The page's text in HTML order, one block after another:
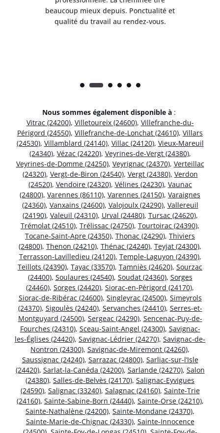
beaucoup mieux depuis. Ponctualité et
qualité du travail au rendez-vous.
Nous sommes également disponible à :
Vitrac (24200), Villetoureix (24600), Villefranche-du-
Périgord (24550), Villefranche-de-Lonchat (24610), Villars
(24530), Villamblard (24140), Villac (24120), Vieux-Mareuil
(24340), Vézac (24220), Veyrines-de-Vergt (24380),
Veyrines-de-Domme (24250), Veyrignac (24370), Verteillac
(24320), Vergt-de-Biron (24540), Vergt (24380), Verdon
(24520), Vendoire (24320), Vélines (24230), Vaunac
(24800), Varennes (86110), Varennes (24150), Varaignes
(24360), Vanxains (24600), Valojoulx (24290), Vallereuil
(24190), Valeuil (24310), Urval (24480), Tursac (24620),
Trémolat (24510), Trélissac (24750), Tourtoirac (24390),
Tocane-Saint-Apre (24350), Thonac (24290), Thiviers
(24800), Thenon (24210), Thénac (24240), Teyjat (24300),
Terrasson-Lavilledieu (24120), Temple-Laguyon (24390),
Teillots (24390), Tayac (33570), Tamniès (24620), Sourzac
(24400), Soulaures (24540), Soudat (24360), Sorges
(24460), Sorges (24420), Siorac-en-Périgord (24170),
Siorac-de-Ribérac (24600), Singleyrac (24500), Simeyrols
(24370), Sigoulès (24240), Servanches (24410), Serres-et-
Montguyard (24500), Sergeac (24290), Sencenac-Puy-de-
Fourches (24310), Sceau-Saint-Angel (24300), Savignac-
les-Églises (24420), Savignac-Lédrier (24270), Savignac-de-
Nontron (24300), Savignac-de-Miremont (24260),
Saussignac (24240), Sarrazac (24800), Sarliac-sur-l’Isle
(24420), Sarlat-la-Canéda (24200), Sarlande (24270), Salon
(24380), Salles-de-Belvès (24170), Salignac-Eyvigues
(24590), Salignac (33240), Salagnac (24160), Sainte-Trie
(24160), Sainte-Sabine-Born (24440), Sainte-Orse (24210),
Sainte-Nathalène (24200), Sainte-Mondane (24370),
Sainte-Marie-de-Chignac (24330), Sainte-Innocence